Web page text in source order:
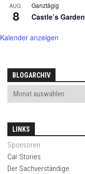
AUG.
8
Ganztägig
Castle’s Garden
Kalender anzeigen
BLOGARCHIV
LINKS
Sponsoren
Car Stories
Der Sachverständige